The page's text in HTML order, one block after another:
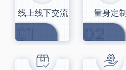
线上线下交流 量身定制